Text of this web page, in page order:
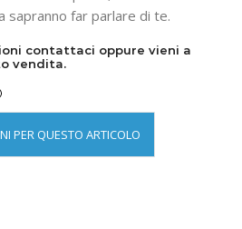
sapranno far parlare di te.
contattaci oppure vieni a
vendita.
PER QUESTO ARTICOLO